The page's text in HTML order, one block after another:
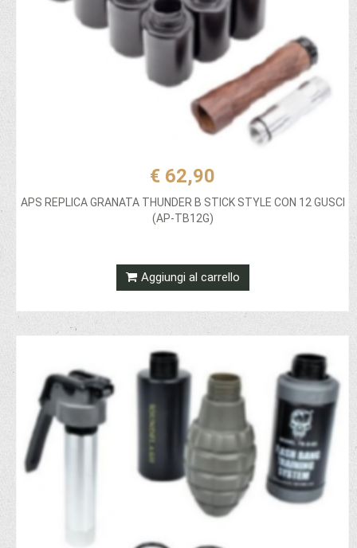
€ 62,90
APS REPLICA GRANATA THUNDER B STICK STYLE CON 12 GUSCI
(AP-TB12G)
Aggiungi al carrello